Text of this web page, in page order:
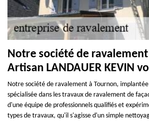
Notre société de
Artisan LANDAUER KEVIN
Notre société de ravalement à Tournon,
spécialisée dans les travaux de ravalement de
d'une équipe de professionnels qualifiés et
types de travaux, qu'il s'agisse d'un simple